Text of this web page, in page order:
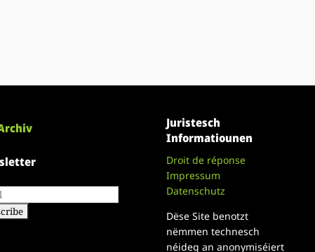
Juristesch
Informatiounen
Droit de réponse
Impressum
Datenschutz
Dëse Site benotzt
nëmmen technesch
néideg an anonymiséiert